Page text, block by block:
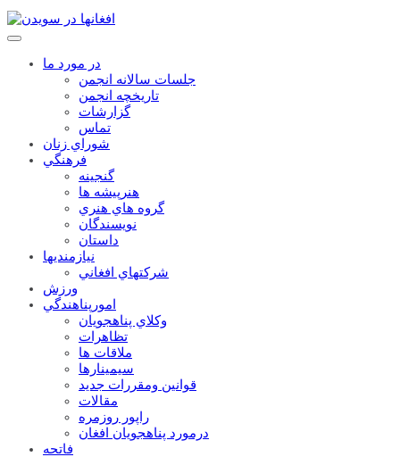
در مورد ما
جلسات سالانه انجمن
تاریخچه انجمن
گزارشات
تماس
شوراي زنان
فرهنگي
گنجينه
هنرپيشه ها
گروه هاي هنري
نويسندگان
داستان
نيازمنديها
شرکتهاي افغاني
ورزش
امورپناهندگي
وکلاي پناهجويان
تظاهرات
ملاقات ها
سيمينارها
قوانين ومقررات جديد
مقالات
راپور روزمره
درمورد پناهجويان افغان
فاتحه